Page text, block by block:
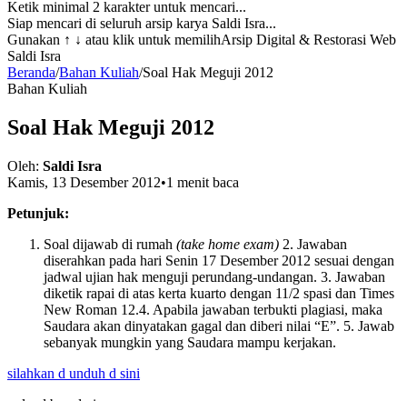
Ketik minimal 2 karakter untuk mencari...
Siap mencari di seluruh arsip karya Saldi Isra...
Gunakan ↑ ↓ atau klik untuk memilihArsip Digital & Restorasi Web
Saldi Isra
Beranda/Bahan Kuliah/Soal Hak Meguji 2012
Bahan Kuliah
Soal Hak Meguji 2012
Oleh: Saldi Isra
Kamis, 13 Desember 2012•1 menit baca
Petunjuk:
Soal dijawab di rumah (take home exam) 2. Jawaban
diserahkan pada hari Senin 17 Desember 2012 sesuai dengan
jadwal ujian hak menguji perundang-undangan. 3. Jawaban
diketik rapai di atas kerta kuarto dengan 11/2 spasi dan Times
New Roman 12.4. Apabila jawaban terbukti plagiasi, maka
Saudara akan dinyatakan gagal dan diberi nilai “E”. 5. Jawab
sebanyak mungkin yang Saudara mampu kerjakan.
silahkan d unduh d sini